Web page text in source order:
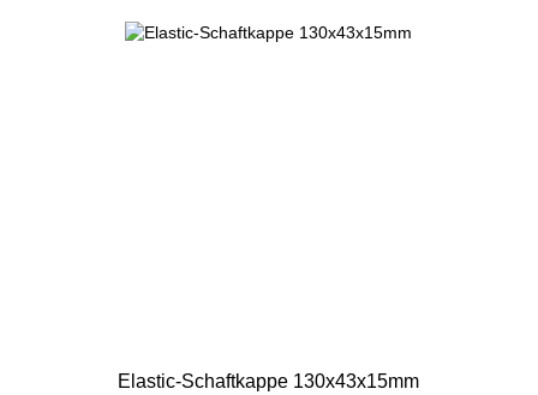
Elastic-Schaftkappe 130x43x15mm